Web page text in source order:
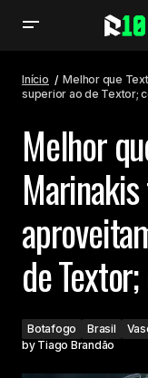
de Textor; confira
Início
Melhor que
superior ao de Textor;
Melhor
de
Botafogo Brasil
by Tiago Brandão